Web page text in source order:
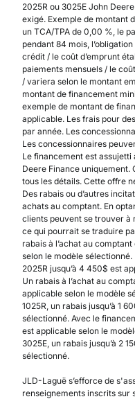
2025R ou 3025E John
exigé. Exemple de montant
un TCA/TPA de 0,00 %, le
pendant 84 mois,
crédit / le coût d’emprunt
paiements mensuels / le
/ variera selon le montant
montant de financement
exemple de montant de
applicable. Les frais pour
par année. Les
Les concessionnaires
Le financement est assujetti
Deere Finance
tous les détails. Cette offre
Des rabais ou d’autres
achats au comptant. En
clients peuvent se trouver à
ce qui pourrait se traduire
rabais à l’achat au
selon le modèle sélectionné.
2025R jusqu’à 4 450$ est
Un rabais à l’achat au
applicable selon le modèle
1025R, un rabais jusqu’à 1
sélectionné. Avec le
est applicable selon le
3025E, un rabais jusqu’à 2
sélectionné.
JLD-Laguë s’efforce de
renseignements inscrits sur